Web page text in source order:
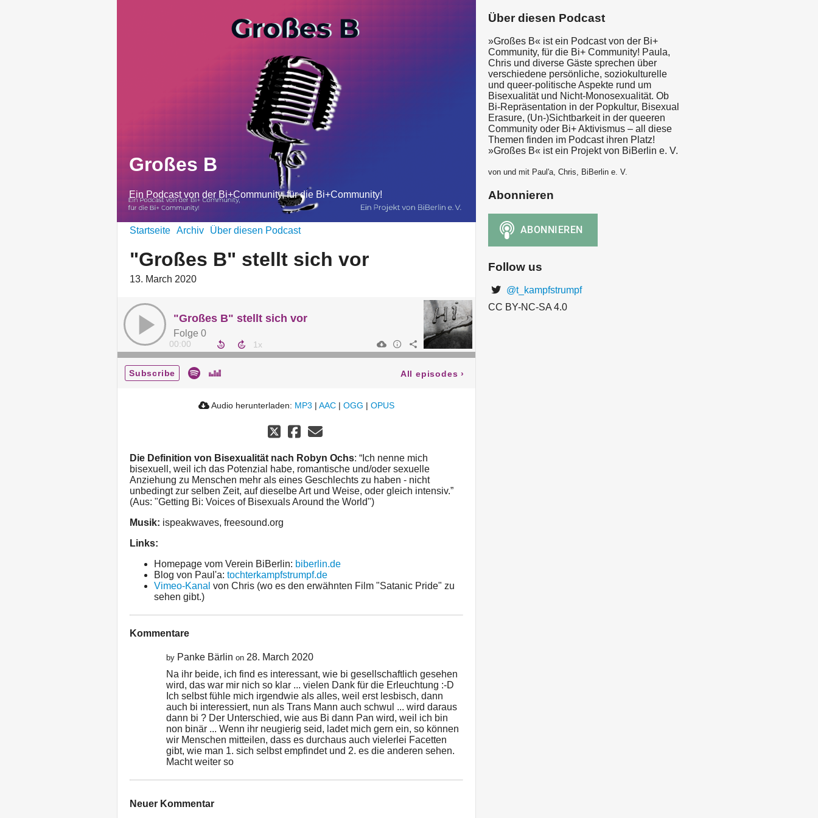
Großes B
Ein Podcast von der Bi+Community, für die Bi+Community!
Startseite Archiv Über diesen Podcast
"Großes B" stellt sich vor
13. March 2020
"Großes B" stellt sich vor
Folge 0
00:00
Subscribe All episodes ›
Audio herunterladen: MP3 | AAC | OGG | OPUS
Die Definition von Bisexualität nach Robyn Ochs: “Ich nenne mich
bisexuell, weil ich das Potenzial habe, romantische und/oder sexuelle
Anziehung zu Menschen mehr als eines Geschlechts zu haben - nicht
unbedingt zur selben Zeit, auf dieselbe Art und Weise, oder gleich intensiv.”
(Aus: "Getting Bi: Voices of Bisexuals Around the World")
Musik: ispeakwaves, freesound.org
Links:
Homepage vom Verein BiBerlin: biberlin.de
Blog von Paul'a: tochterkampfstrumpf.de
Vimeo-Kanal von Chris (wo es den erwähnten Film "Satanic Pride" zu
sehen gibt.)
Kommentare
by Panke Bärlin on 28. March 2020
Na ihr beide, ich find es interessant, wie bi gesellschaftlich gesehen
wird, das war mir nich so klar ... vielen Dank für die Erleuchtung :-D
Ich selbst fühle mich irgendwie als alles, weil erst lesbisch, dann
auch bi interessiert, nun als Trans Mann auch schwul ... wird daraus
dann bi ? Der Unterschied, wie aus Bi dann Pan wird, weil ich bin
non binär ... Wenn ihr neugierig seid, ladet mich gern ein, so können
wir Menschen mitteilen, dass es durchaus auch vielerlei Facetten
gibt, wie man 1. sich selbst empfindet und 2. es die anderen sehen.
Macht weiter so
Neuer Kommentar
Über diesen Podcast
»Großes B« ist ein Podcast von der Bi+
Community, für die Bi+ Community! Paula,
Chris und diverse Gäste sprechen über
verschiedene persönliche, soziokulturelle
und queer-politische Aspekte rund um
Bisexualität und Nicht-Monosexualität. Ob
Bi-Repräsentation in der Popkultur, Bisexual
Erasure, (Un-)Sichtbarkeit in der queeren
Community oder Bi+ Aktivismus – all diese
Themen finden im Podcast ihren Platz!
»Großes B« ist ein Projekt von BiBerlin e. V.
von und mit Paul'a, Chris, BiBerlin e. V.
Abonnieren
Follow us
@t_kampfstrumpf
CC BY-NC-SA 4.0